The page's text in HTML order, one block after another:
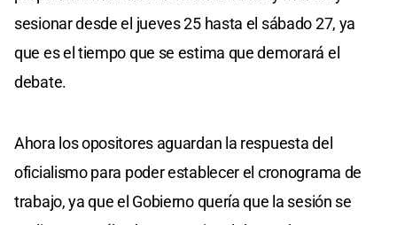
sesionar desde el jueves 25 hasta el sábado 27, ya
que es el tiempo que se estima que demorará el
debate.
Ahora los opositores aguardan la respuesta del
oficialismo para poder establecer el cronograma de
trabajo, ya que el Gobierno quería que la sesión se